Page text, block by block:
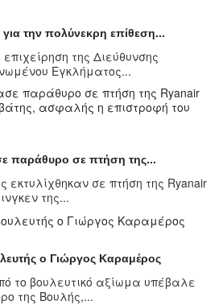
την πολύνεκρη επίθεση...
της Διεύθυνσης
Εγκλήματος...
παράθυρο σε πτήση της...
σε πτήση της Ryanair
της...
ο Γιώργος Καραμέρος
το βουλευτικό αξίωμα υπέβαλε
της Βουλής,...